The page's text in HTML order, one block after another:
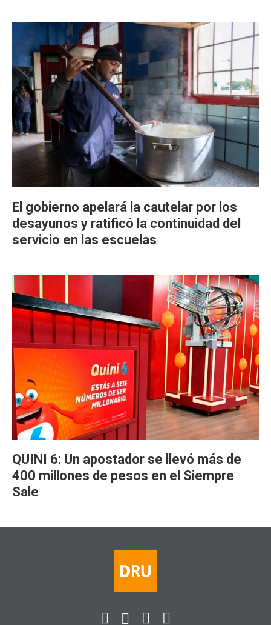
El gobierno apelará la cautelar por los
desayunos y ratificó la continuidad del
servicio en las escuelas
QUINI 6: Un apostador se llevó más de
400 millones de pesos en el Siempre
Sale